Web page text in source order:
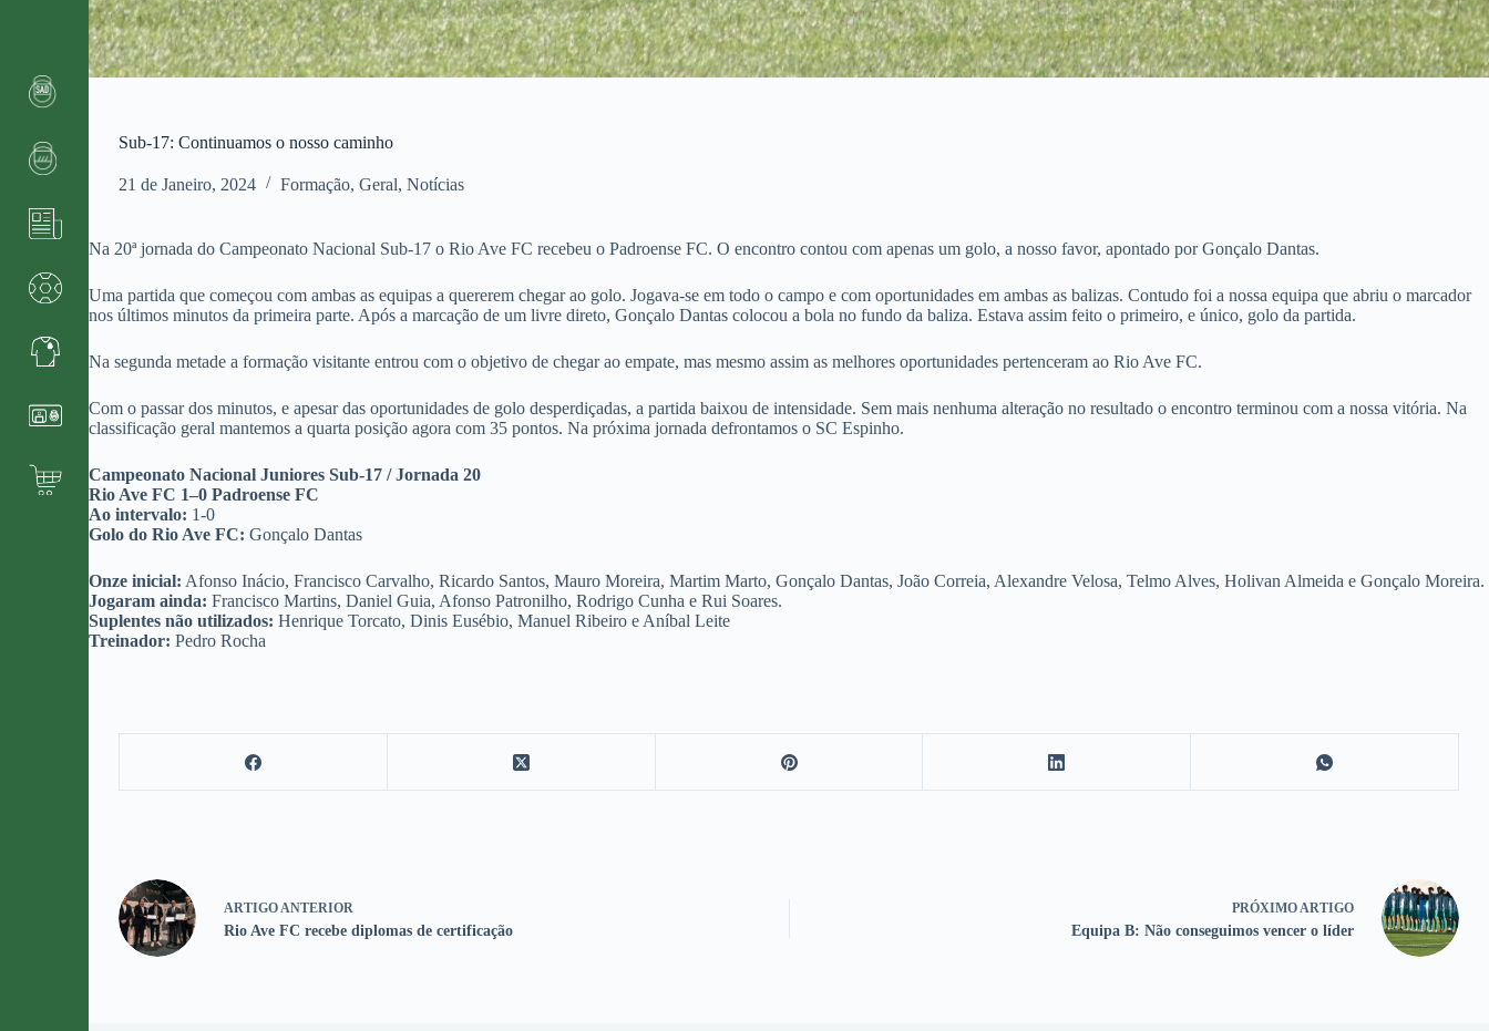
Sub-17: Continuamos o nosso caminho
21 de Janeiro, 2024 Formação,Geral,Notícias
Na 20ª jornada do Campeonato Nacional Sub-17 o Rio Ave FC recebeu o Padroense FC. O encontro contou com apenas um golo, a nosso favor, apontado por Gonçalo Dantas.
Uma partida que começou com ambas as equipas a quererem chegar ao golo. Jogava-se em todo o campo e com oportunidades em ambas as balizas. Contudo foi a nossa equipa que abriu o marcador
nos últimos minutos da primeira parte. Após a marcação de um livre direto, Gonçalo Dantas colocou a bola no fundo da baliza. Estava assim feito o primeiro, e único, golo da partida.
Na segunda metade a formação visitante entrou com o objetivo de chegar ao empate, mas mesmo assim as melhores oportunidades pertenceram ao Rio Ave FC.
Com o passar dos minutos, e apesar das oportunidades de golo desperdiçadas, a partida baixou de intensidade. Sem mais nenhuma alteração no resultado o encontro terminou com a nossa vitória. Na
classificação geral mantemos a quarta posição agora com 35 pontos. Na próxima jornada defrontamos o SC Espinho.
Campeonato Nacional Juniores Sub-17 / Jornada 20
Rio Ave FC 1–0 Padroense FC
Ao intervalo: 1-0
Golo do Rio Ave FC: Gonçalo Dantas
Onze inicial: Afonso Inácio, Francisco Carvalho, Ricardo Santos, Mauro Moreira, Martim Marto, Gonçalo Dantas, João Correia, Alexandre Velosa, Telmo Alves, Holivan Almeida e Gonçalo Moreira.
Jogaram ainda: Francisco Martins, Daniel Guia, Afonso Patronilho, Rodrigo Cunha e Rui Soares.
Suplentes não utilizados: Henrique Torcato, Dinis Eusébio, Manuel Ribeiro e Aníbal Leite
Treinador: Pedro Rocha
ARTIGO ANTERIOR
Rio Ave FC recebe diplomas de certificação
PRÓXIMO ARTIGO
Equipa B: Não conseguimos vencer o líder